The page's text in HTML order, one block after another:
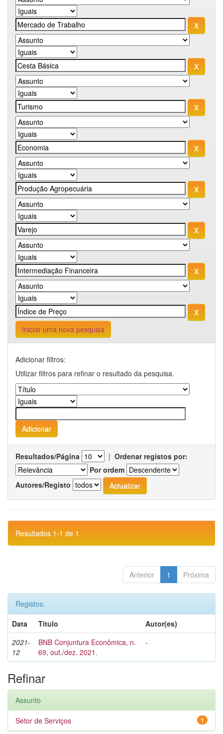
Iniciar uma nova pesquisa
Adicionar filtros:
Utilizar filtros para refinar o resultado da pesquisa.
Resultados/Página | Ordenar registos por:
Por ordem
Autores/Registo
Resultados 1-1 de 1.
Anterior 1 Próxima
Registos:
Data
Título
Autor(es)
2021-
12
BNB Conjuntura Econômica, n.
69, out./dez. 2021.
-
Refinar
Assunto
1
Setor de Serviços